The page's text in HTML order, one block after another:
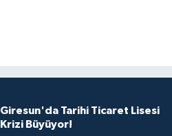
Giresun'da Tarihi Ticaret Lisesi
Krizi Büyüyor!